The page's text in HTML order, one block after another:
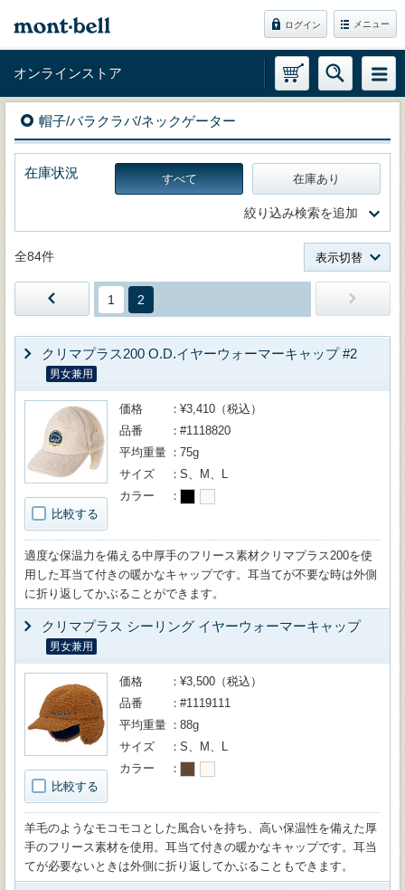
ログイン メニュー
オンラインストア
帽子/バラクラバ/ネックゲーター
在庫状況 すべて 在庫あり
絞り込み検索を追加
全84件 表示切替
1 2
クリマプラス200 O.D.イヤーウォーマーキャップ #2
男女兼用
比較する
価格
¥3,410（税込）
品番
#1118820
平均重量
75g
サイズ
S、M、L
カラー
適度な保温力を備える中厚手のフリース素材クリマプラス200を使
用した耳当て付きの暖かなキャップです。耳当てが不要な時は外側
に折り返してかぶることができます。
クリマプラス シーリング イヤーウォーマーキャップ
男女兼用
比較する
価格
¥3,500（税込）
品番
#1119111
平均重量
88g
サイズ
S、M、L
カラー
羊毛のようなモコモコとした風合いを持ち、高い保温性を備えた厚
手のフリース素材を使用。耳当て付きの暖かなキャップです。耳当
てが必要ないときは外側に折り返してかぶることもできます。